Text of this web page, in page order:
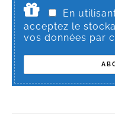
En
acceptez le
vos données par